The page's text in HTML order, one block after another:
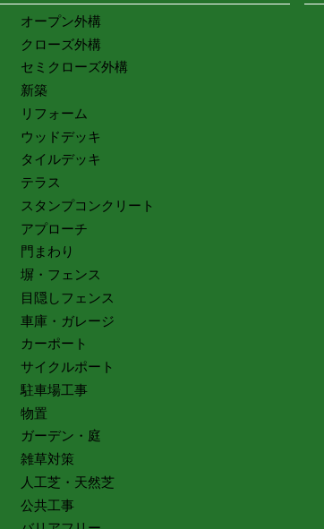
オープン外構
クローズ外構
セミクローズ外構
新築
リフォーム
ウッドデッキ
タイルデッキ
テラス
スタンプコンクリート
アプローチ
門まわり
塀・フェンス
目隠しフェンス
車庫・ガレージ
カーポート
サイクルポート
駐車場工事
物置
ガーデン・庭
雑草対策
人工芝・天然芝
公共工事